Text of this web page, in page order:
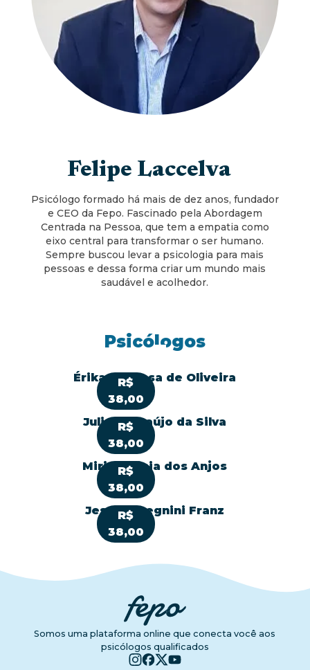
Felipe Laccelva
Psicólogo formado há mais de dez anos, fundador
e CEO da Fepo. Fascinado pela Abordagem
Centrada na Pessoa, que tem a empatia como
eixo central para transformar o ser humano.
Sempre buscou levar a psicologia para mais
pessoas e dessa forma criar um mundo mais
saudável e acolhedor.
Psicólogos
R$
38,00
Érika Barbosa de Oliveira
R$
38,00
Juliana Araújo da Silva
R$
38,00
Mirian Lúcia dos Anjos
R$
38,00
Jessica Begnini Franz
Somos uma plataforma online que conecta você aos
psicólogos qualificados